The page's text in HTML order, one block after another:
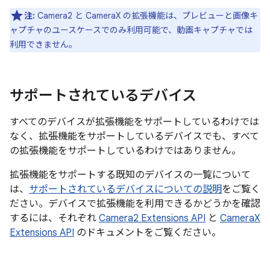
注: Camera2 と CameraX の拡張機能は、プレビューと画像キ
ャプチャのユースケースでのみ利用可能で、動画キャプチャでは
利用できません。
サポートされているデバイス
すべてのデバイスが拡張機能をサポートしているわけでは
なく、拡張機能をサポートしているデバイスでも、すべて
の拡張機能をサポートしているわけではありません。
拡張機能をサポートする既知のデバイスの一覧について
は、 サポートされているデバイスについての説明をご覧く
ださい。デバイスで拡張機能を利用できるかどうかを確認
するには、それぞれ Camera2 Extensions API と CameraX
Extensions API のドキュメントをご覧ください。